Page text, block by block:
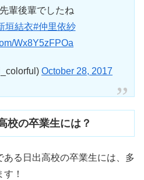
輩後輩でしたね
垣結衣#仲里依紗
Wx8Y5zFPOa
October 28, 2017
校の卒業生には？
る日出高校の卒業生には、多
！